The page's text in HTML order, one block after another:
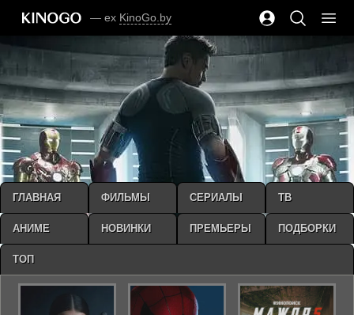
— ex KinoGo.by
ГЛАВНАЯ ФИЛЬМЫ СЕРИАЛЫ ТВ
АНИМЕ НОВИНКИ ПРЕМЬЕРЫ ПОДБОРКИ
ТОП